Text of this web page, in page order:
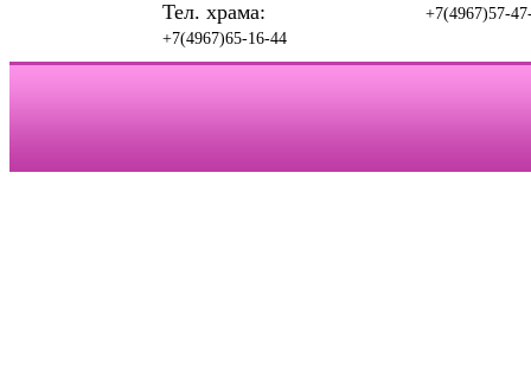
Тел. храма:
+7(4967)65-16-44
+7(4967)57-